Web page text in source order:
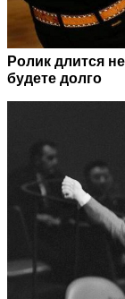
Ролик длится
будете долго